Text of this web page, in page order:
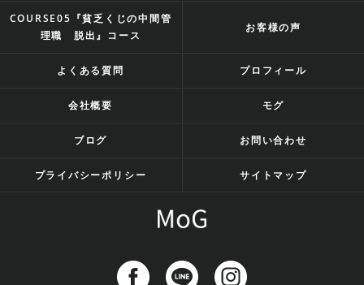
COURSE05『貧乏くじの中間管
理職 脱出』コース
お客様の声
よくある質問 プロフィール
会社概要 モグ
ブログ お問い合わせ
プライバシーポリシー サイトマップ